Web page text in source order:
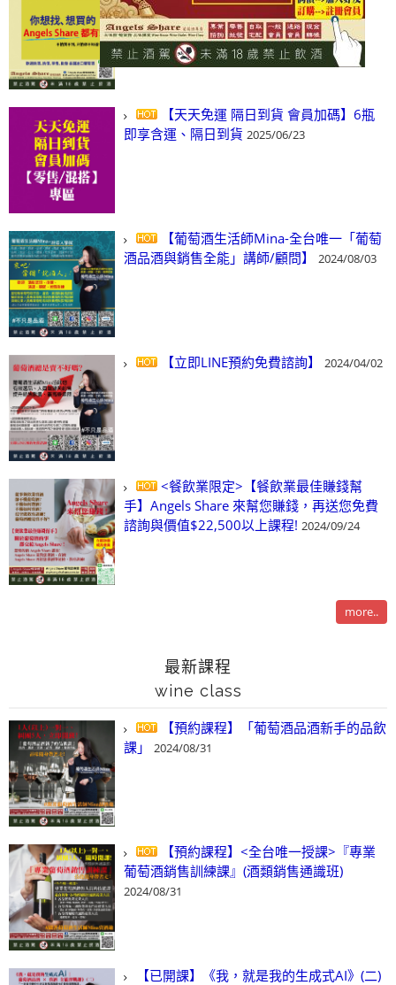
(尋)酒、詢價、零售、批發，看這裡!
2024/03/01
【天天免運 隔日到貨 會員加碼】6瓶
即享含運、隔日到貨 2025/06/23
【葡萄酒生活師Mina-全台唯一「葡萄
酒品酒與銷售全能」講師/顧問】
2024/08/03
【立即LINE預約免費諮詢】 2024/04/02
<餐飲業限定>【餐飲業最佳賺錢幫
手】Angels Share 來幫您賺錢，再送您免費
諮詢與價值$22,500以上課程! 2024/09/24
more..
最新課程
wine class
【預約課程】「葡萄酒品酒新手的品飲
課」
2024/08/31
【預約課程】<全台唯一授課>『專業
葡萄酒銷售訓練課』(酒類銷售通識班)
2024/08/31
【已開課】《我，就是我的生成式AI》(二)